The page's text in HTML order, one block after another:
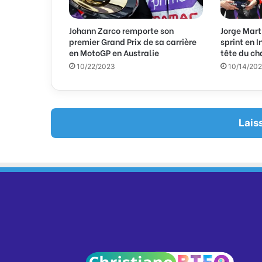
E
m
a
i
l
Johann Zarco remporte son
premier Grand Prix de sa carrière
en MotoGP en Australie
10/22/2023
Jorge
sprint en
tête du
10/14/